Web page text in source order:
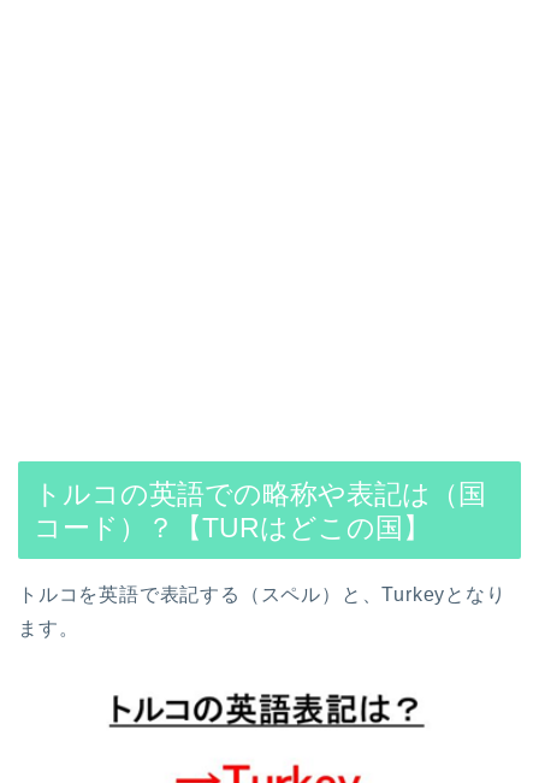
トルコの英語での略称や表記は（国
コード）？【TURはどこの国】
トルコを英語で表記する（スペル）と、Turkeyとなり
ます。